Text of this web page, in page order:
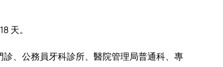
天。
、公務員牙科診所、醫院管理局普通科、專